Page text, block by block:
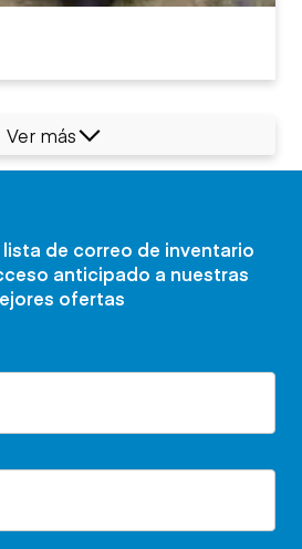
Ver más
de correo de inventario
anticipado a nuestras
ofertas